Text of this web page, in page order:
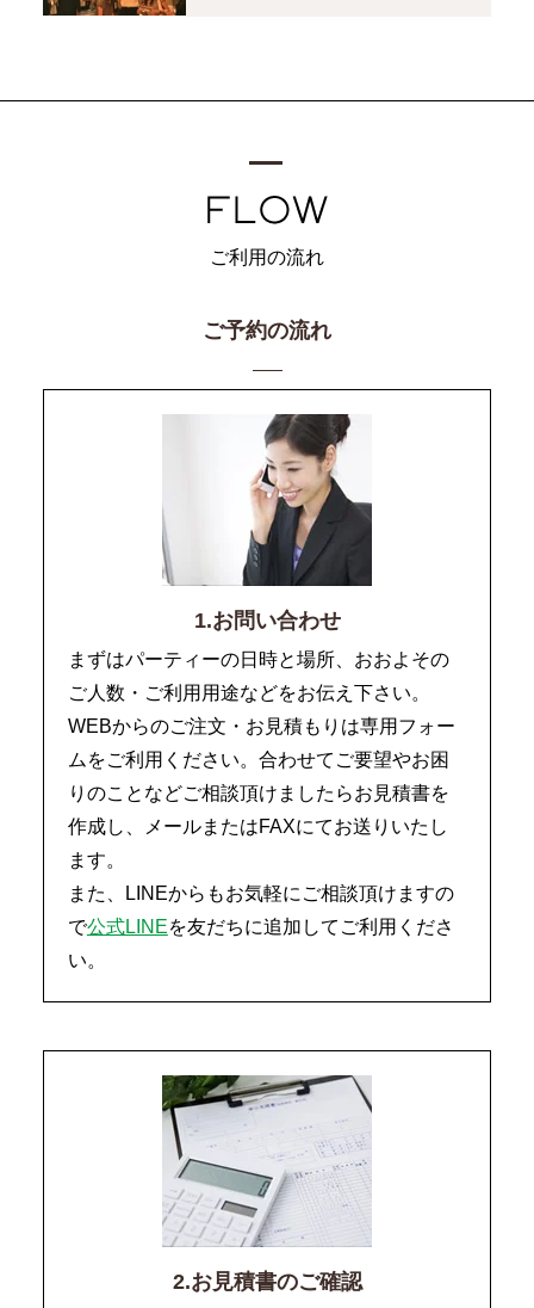
ご利用の流れ
ご予約の流れ
1.お問い合わせ
まずはパーティーの日時と場所、おおよその
ご人数・ご利用用途などをお伝え下さい。
WEBからのご注文・お見積もりは専用フォー
ムをご利用ください。合わせてご要望やお困
りのことなどご相談頂けましたらお見積書を
作成し、メールまたはFAXにてお送りいたし
ます。
また、LINEからもお気軽にご相談頂けますの
で公式LINEを友だちに追加してご利用くださ
い。
2.お見積書のご確認